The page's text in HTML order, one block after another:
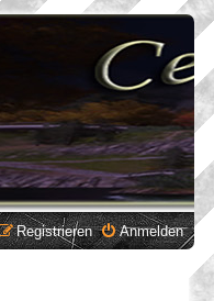
Anmelden
Registrieren